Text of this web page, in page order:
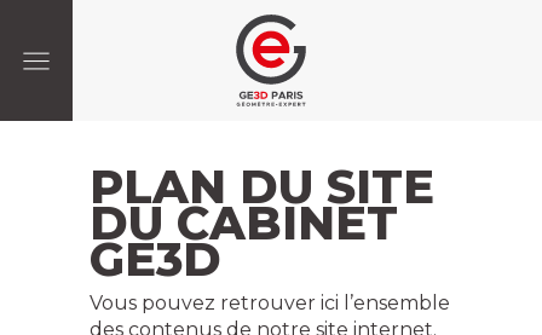
PLAN DU SITE
DU CABINET
GE3D
Vous pouvez retrouver ici l’ensemble
des contenus de notre site internet.